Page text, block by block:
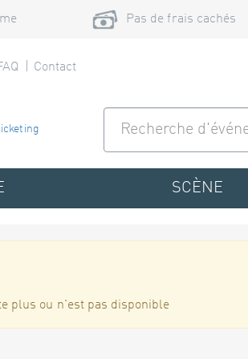
Pas de frais cachés
Contact
SCÈNE
plus ou n'est pas disponible